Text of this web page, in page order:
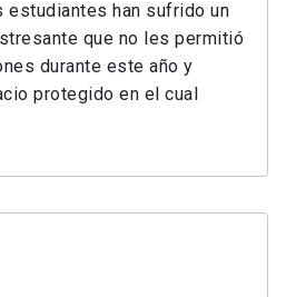
estudiantes han sufrido un
que no les permitió
durante este año y
protegido en el cual